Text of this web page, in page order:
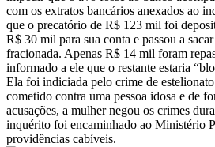
com os extratos bancários anexados ao
que o precatório de R$ 123 mil foi
R$ 30 mil para sua conta e passou a
fracionada. Apenas R$ 14 mil foram
informado a ele que o restante estaria
Ela foi indiciada pelo crime de
cometido contra uma pessoa idosa e de
acusações, a mulher negou os crimes
inquérito foi encaminhado ao Ministério
providências cabíveis.